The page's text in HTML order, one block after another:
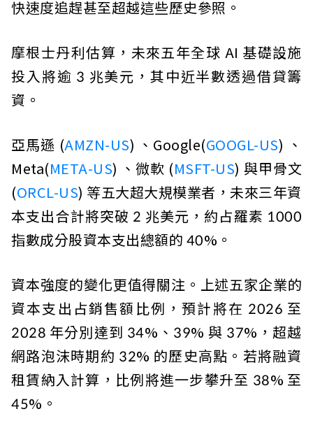
快速度追趕甚至超越這些歷史參照。
摩根士丹利估算，未來五年全球 AI 基礎設施
投入將逾 3 兆美元，其中近半數透過借貸籌
資。
亞馬遜 (AMZN-US) 、Google(GOOGL-US) 、
Meta(META-US) 、微軟 (MSFT-US) 與甲骨文
(ORCL-US) 等五大超大規模業者，未來三年資
本支出合計將突破 2 兆美元，約占羅素 1000
指數成分股資本支出總額的 40%。
資本強度的變化更值得關注。上述五家企業的
資本支出占銷售額比例，預計將在 2026 至
2028 年分別達到 34%、39% 與 37%，超越
網路泡沫時期約 32% 的歷史高點。若將融資
租賃納入計算，比例將進一步攀升至 38% 至
45%。